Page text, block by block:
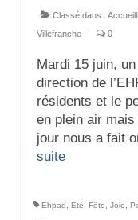
Classé dans :
Villefranche
0
Mardi 15 juin,
direction de
résidents et le
en plein air
jour nous a fait
suite­­
Ehpad, Eté, Fête, Joie,